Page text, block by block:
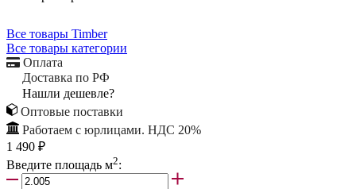
Все товары Timber
Все товары категории
Оплата
Доставка по РФ
Нашли дешевле?
Оптовые поставки
Работаем с юрлицами. НДС 20%
1 490 ₽
Введите площадь м2: